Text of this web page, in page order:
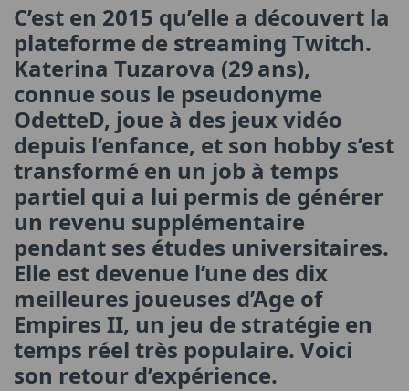
C’est en 2015 qu’elle a découvert la
plateforme de streaming Twitch.
Katerina Tuzarova (29 ans),
connue sous le pseudonyme
OdetteD, joue à des jeux vidéo
depuis l’enfance, et son hobby s’est
transformé en un job à temps
partiel qui a lui permis de générer
un revenu supplémentaire
pendant ses études universitaires.
Elle est devenue l’une des dix
meilleures joueuses d’Age of
Empires II, un jeu de stratégie en
temps réel très populaire. Voici
son retour d’expérience.